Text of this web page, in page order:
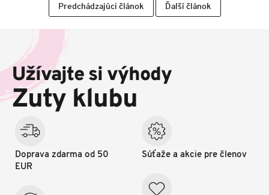
Predchádzajúci článok Ďalší článok
ä
i
Užívajte si výhody
Zuty klubu
Doprava zdarma od 50
EUR
Súťaže a akcie pre členov